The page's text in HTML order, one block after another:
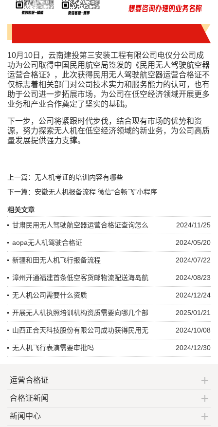
10月10日，云南建投第三安装工程有限公司电仪分公司成
功为公司取得中国民用航空局签发的《民用无人驾驶航空器
运营合格证》，此次获得民用无人驾驶航空器运营合格证不
仅标志着相关部门对公司技术实力和服务能力的认可，也有
助于公司进一步拓展市场，为公司在低空经济领域开展更多
业务和产业合作奠定了坚实的基础。
下一步，公司将紧跟时代步伐，结合现有市场的优势和资
源，努力探索无人机在低空经济领域的新业务，为公司高质
量发展提供强力支撑。
上一篇：无人机考证的培训内容有哪些
下一篇：安徽无人机报备流程 微信“合畅飞”小程序
相关文章
2024/11/25
甘肃民用无人驾驶航空器运营合格证查询怎么
2024/05/20
aopa无人机驾驶合格证
2024/07/22
新疆和田无人机飞行报备流程
2024/08/23
漳州开通福建首条低空客货邮物流配送海岛航
2024/12/24
无人机公司需要什么资质
2025/01/21
开展无人机执照培训机构资质需要向哪几个部
2024/10/08
山西正合天科技股份有限公司成功获得民用无
2024/12/30
无人机飞行表演需要审批吗
运营合格证
合格证新闻
新闻中心